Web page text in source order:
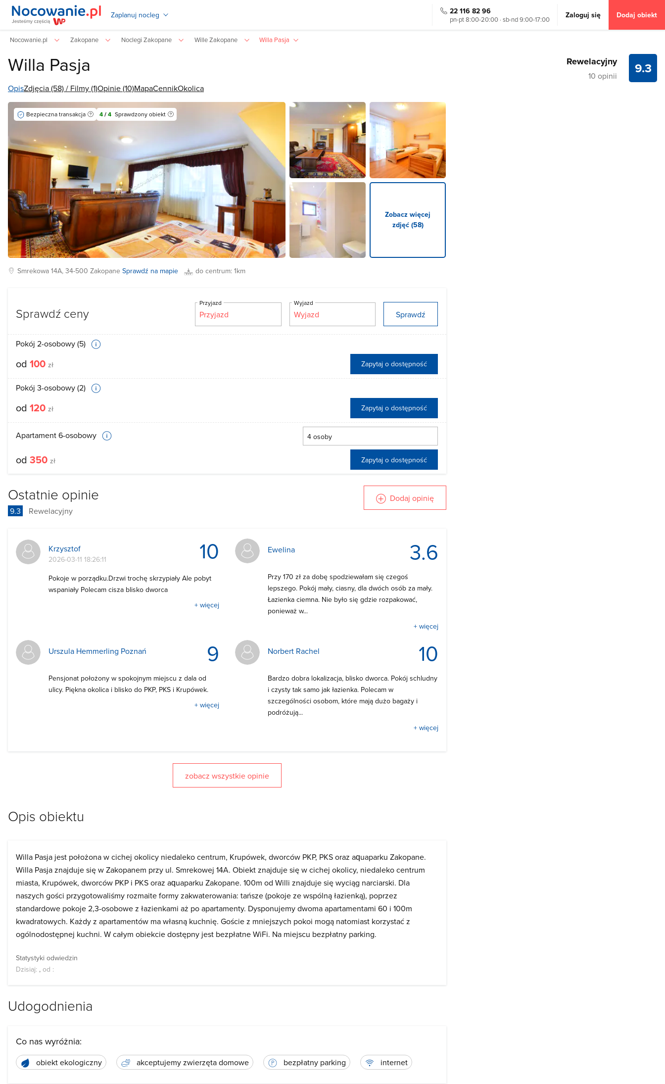
Zaplanuj nocleg 22 116 82 96
pn-pt 8:00-20:00 · sb-nd 9:00-17:00 Zaloguj się Dodaj obiekt
Nocowanie.pl Zakopane Noclegi Zakopane Wille Zakopane Willa Pasja
Willa Pasja 9.3
Rewelacyjny
10 opinii
OpisZdjęcia (58) / Filmy (1)Opinie (10)MapaCennikOkolica
Zobacz więcej
zdjęć (58)
Bezpieczna transakcja 4/4 Sprawdzony obiekt
Smrekowa14A, 34-500 Zakopane Sprawdź na mapie do centrum:1km
Sprawdź ceny
Przyjazd Wyjazd
Sprawdź
Pokój 2-osobowy (5)
od 100 zł Zapytaj o dostępność
Pokój 3-osobowy (2)
od 120 zł Zapytaj o dostępność
Apartament 6-osobowy
od 350 zł Zapytaj o dostępność
Ostatnie opinie
9.3 Rewelacyjny
Dodaj opinię
10
Krzysztof
2026-03-11 18:26:11
Pokoje w porządku.Drzwi trochę skrzypiały Ale pobyt
wspaniały Polecam cisza blisko dworca
+ więcej
3.6
Ewelina
Przy 170 zł za dobę spodziewałam się czegoś
lepszego. Pokój mały, ciasny, dla dwóch osób za mały.
Łazienka ciemna. Nie było się gdzie rozpakować,
ponieważ w...
+ więcej
9
Urszula Hemmerling Poznań
Pensjonat położony w spokojnym miejscu z dala od
ulicy. Piękna okolica i blisko do PKP, PKS i Krupówek.
+ więcej
10
Norbert Rachel
Bardzo dobra lokalizacja, blisko dworca. Pokój schludny
i czysty tak samo jak łazienka. Polecam w
szczególności osobom, które mają dużo bagaży i
podróżują...
+ więcej
zobacz wszystkie opinie
Opis obiektu
Willa Pasja jest położona w cichej okolicy niedaleko centrum, Krupówek, dworców PKP, PKS oraz aquaparku Zakopane.
Willa Pasja znajduje się w Zakopanem przy ul. Smrekowej 14A. Obiekt znajduje się w cichej okolicy, niedaleko centrum
miasta, Krupówek, dworców PKP i PKS oraz aquaparku Zakopane. 100m od Willi znajduje się wyciąg narciarski. Dla
naszych gości przygotowaliśmy rozmaite formy zakwaterowania: tańsze (pokoje ze wspólną łazienką), poprzez
standardowe pokoje 2,3-osobowe z łazienkami aż po apartamenty. Dysponujemy dwoma apartamentami 60 i 100m
kwadratowych. Każdy z apartamentów ma własną kuchnię. Goście z mniejszych pokoi mogą natomiast korzystać z
ogólnodostępnej kuchni. W całym obiekcie dostępny jest bezpłatne WiFi. Na miejscu bezpłatny parking.
Statystyki odwiedzin
Dzisiaj: , od :
Udogodnienia
Co nas wyróżnia:
obiekt ekologiczny akceptujemy zwierzęta domowe bezpłatny parking internet